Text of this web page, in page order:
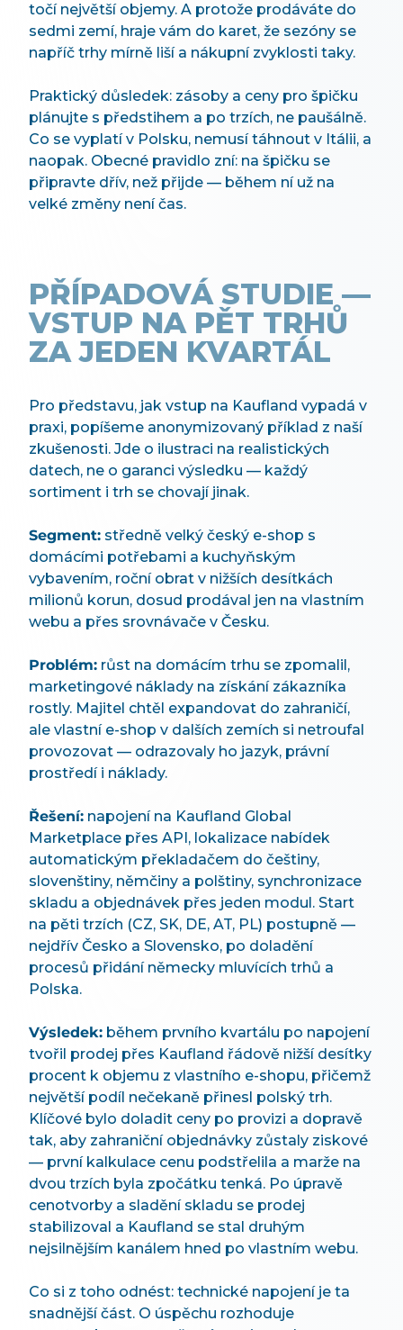
točí největší objemy. A protože prodáváte do
sedmi zemí, hraje vám do karet, že sezóny se
napříč trhy mírně liší a nákupní zvyklosti taky.
Praktický důsledek: zásoby a ceny pro špičku
plánujte s předstihem a po trzích, ne paušálně.
Co se vyplatí v Polsku, nemusí táhnout v Itálii, a
naopak. Obecné pravidlo zní: na špičku se
připravte dřív, než přijde — během ní už na
velké změny není čas.
PŘÍPADOVÁ STUDIE —
VSTUP NA PĚT TRHŮ
ZA JEDEN KVARTÁL
Pro představu, jak vstup na Kaufland vypadá v
praxi, popíšeme anonymizovaný příklad z naší
zkušenosti. Jde o ilustraci na realistických
datech, ne o garanci výsledku — každý
sortiment i trh se chovají jinak.
Segment: středně velký český e-shop s
domácími potřebami a kuchyňským
vybavením, roční obrat v nižších desítkách
milionů korun, dosud prodával jen na vlastním
webu a přes srovnávače v Česku.
Problém: růst na domácím trhu se zpomalil,
marketingové náklady na získání zákazníka
rostly. Majitel chtěl expandovat do zahraničí,
ale vlastní e-shop v dalších zemích si netroufal
provozovat — odrazovaly ho jazyk, právní
prostředí i náklady.
Řešení: napojení na Kaufland Global
Marketplace přes API, lokalizace nabídek
automatickým překladačem do češtiny,
slovenštiny, němčiny a polštiny, synchronizace
skladu a objednávek přes jeden modul. Start
na pěti trzích (CZ, SK, DE, AT, PL) postupně —
nejdřív Česko a Slovensko, po doladění
procesů přidání německy mluvících trhů a
Polska.
Výsledek: během prvního kvartálu po napojení
tvořil prodej přes Kaufland řádově nižší desítky
procent k objemu z vlastního e-shopu, přičemž
největší podíl nečekaně přinesl polský trh.
Klíčové bylo doladit ceny po provizi a dopravě
tak, aby zahraniční objednávky zůstaly ziskové
— první kalkulace cenu podstřelila a marže na
dvou trzích byla zpočátku tenká. Po úpravě
cenotvorby a sladění skladu se prodej
stabilizoval a Kaufland se stal druhým
nejsilnějším kanálem hned po vlastním webu.
Co si z toho odnést: technické napojení je ta
snadnější část. O úspěchu rozhoduje